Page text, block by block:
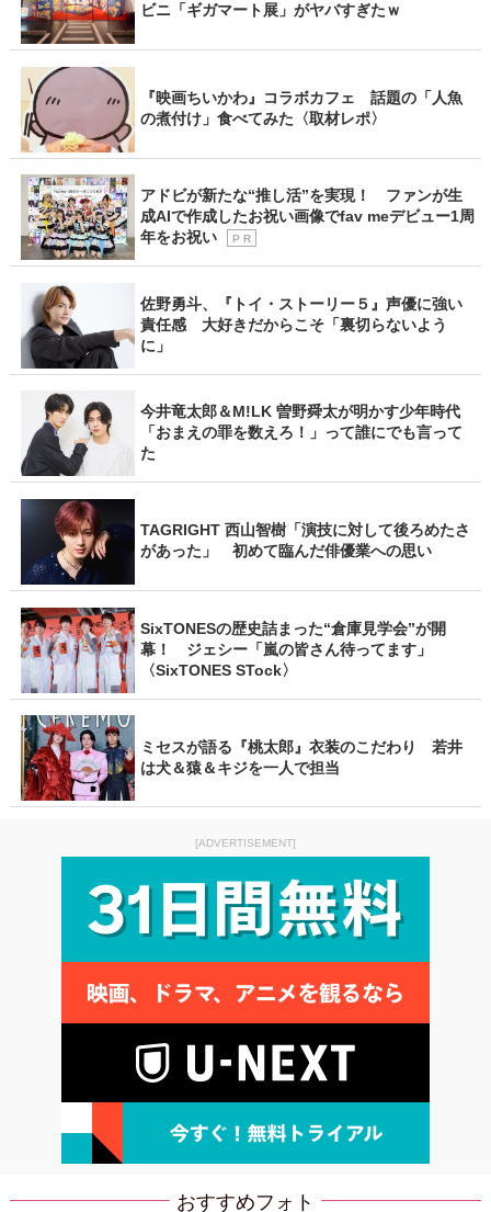
ビニ「ギガマート展」がヤバすぎたｗ
『映画ちいかわ』コラボカフェ 話題の「人魚
の煮付け」食べてみた〈取材レポ〉
アドビが新たな“推し活”を実現！ ファンが生
成AIで作成したお祝い画像でfav meデビュー1周
年をお祝い
P R
佐野勇斗、『トイ・ストーリー５』声優に強い
責任感 大好きだからこそ「裏切らないよう
に」
今井竜太郎＆M!LK 曽野舜太が明かす少年時代
「おまえの罪を数えろ！」って誰にでも言って
た
TAGRIGHT 西山智樹「演技に対して後ろめたさ
があった」 初めて臨んだ俳優業への思い
SixTONESの歴史詰まった“倉庫見学会”が開
幕！ ジェシー「嵐の皆さん待ってます」
〈SixTONES STock〉
ミセスが語る『桃太郎』衣装のこだわり 若井
は犬＆猿＆キジを一人で担当
[ADVERTISEMENT]
おすすめフォト